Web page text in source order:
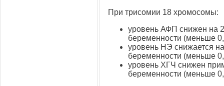
При трисомии 18 хромосомы:
уровень АФП снижен на
беременности (меньше
уровень НЭ снижается
беременности (меньше
уровень ХГЧ снижен
беременности (меньше